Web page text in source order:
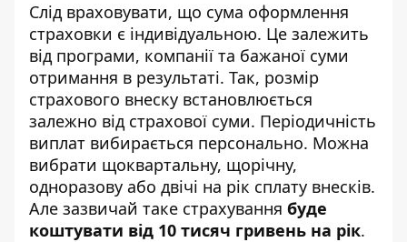
Слід враховувати, що сума оформлення
страховки є індивідуальною. Це залежить
від програми, компанії та бажаної суми
отримання в результаті. Так, розмір
страхового внеску встановлюється
залежно від страхової суми. Періодичність
виплат вибирається персонально. Можна
вибрати щоквартальну, щорічну,
одноразову або двічі на рік сплату внесків.
Але зазвичай таке страхування буде
коштувати від 10 тисяч гривень на рік.